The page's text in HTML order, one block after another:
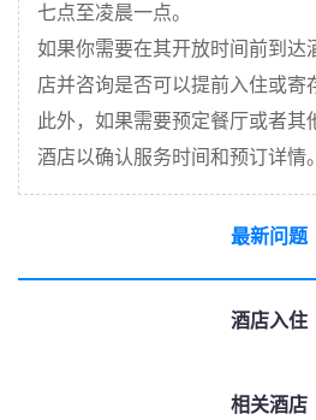
七点至凌晨一点。
如果你需要在其开放时间前到达
店并咨询是否可以提前入住或寄
此外，如果需要预定餐厅或者其
酒店以确认服务时间和预订详情。
最新问题
酒店入住
相关酒店